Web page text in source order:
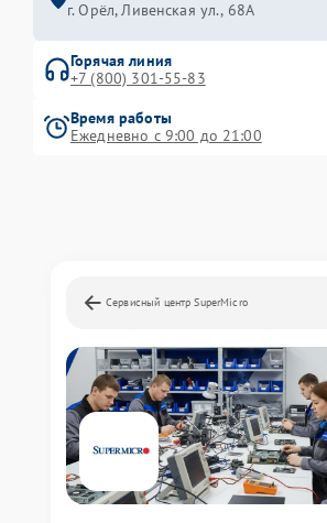
г. Орёл, Ливенская ул., 68А
Горячая линия
+7 (800) 301-55-83
Время работы
Ежедневно с 9:00 до 21:00
Сервисный центр SuperMicro